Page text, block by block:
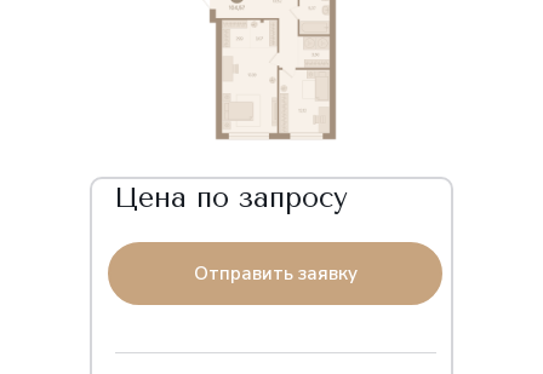
Цена по запросу
Отправить заявку